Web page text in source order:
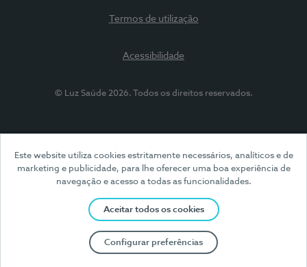
Este website utiliza cookies estritamente necessários, analíticos e de
marketing e publicidade, para lhe oferecer uma boa experiência de
navegação e acesso a todas as funcionalidades.
Aceitar todos os cookies
Configurar preferências
Termos de utilização
Acessibilidade
© Luz Saúde 2026. Todos os direitos reservados.